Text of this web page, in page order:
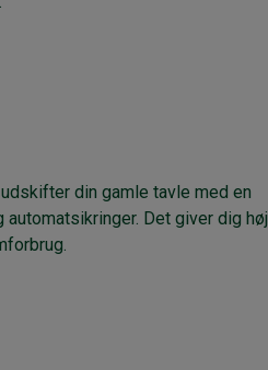
din gamle tavle med en
Det giver dig høj